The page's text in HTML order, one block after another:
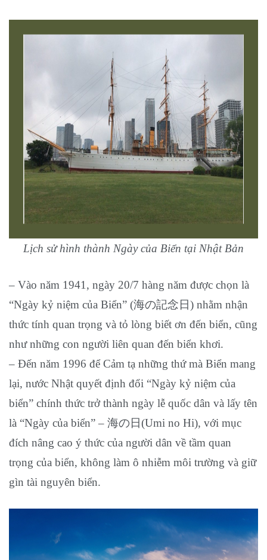
Lịch sử hình thành Ngày của Biển tại Nhật Bản
– Vào năm 1941, ngày 20/7 hàng năm được chọn là
“Ngày kỷ niệm của Biển” (海の記念日) nhằm nhận
thức tính quan trọng và tỏ lòng biết ơn đến biển, cũng
như những con người liên quan đến biển khơi.
– Đến năm 1996 để Cảm tạ những thứ mà Biển mang
lại, nước Nhật quyết định đổi “Ngày kỷ niệm của
biển” chính thức trở thành ngày lễ quốc dân và lấy tên
là “Ngày của biển” – 海の日(Umi no Hi), với mục
đích nâng cao ý thức của người dân về tầm quan
trọng của biển, không làm ô nhiễm môi trường và giữ
gìn tài nguyên biển.